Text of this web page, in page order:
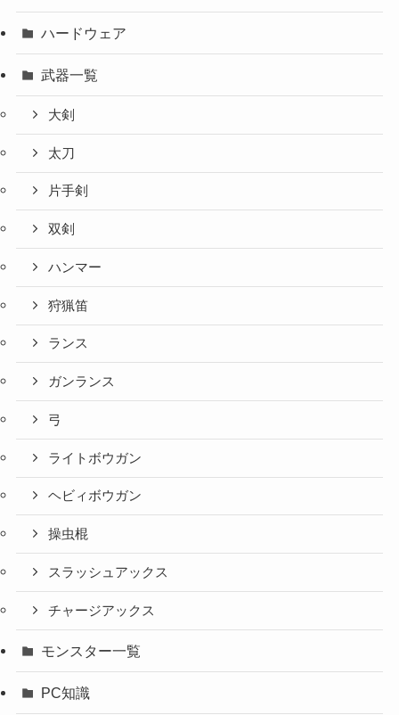
ハードウェア
武器一覧
大剣
太刀
片手剣
双剣
ハンマー
狩猟笛
ランス
ガンランス
弓
ライトボウガン
ヘビィボウガン
操虫棍
スラッシュアックス
チャージアックス
モンスター一覧
PC知識